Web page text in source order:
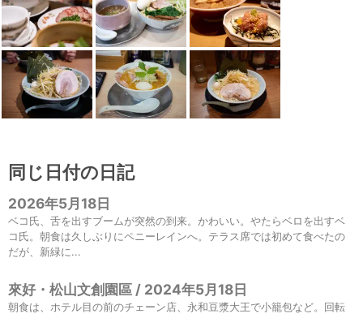
同じ日付の日記
2026年5月18日
ベコ氏、舌を出すブームが突然の到来。かわいい。やたらベロを出すベ
コ氏。朝食は久しぶりにペニーレインへ。テラス席では初めて食べたの
だが、新緑に...
來好・松山文創園區 / 2024年5月18日
朝食は、ホテル目の前のチェーン店、永和豆漿大王で小籠包など。回転